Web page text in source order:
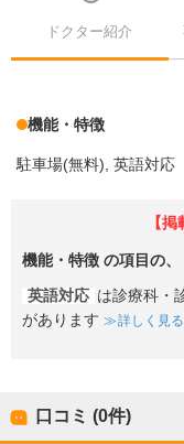
ドクター紹介
機能・特徴
駐車場(無料) 英語対応
【
機能・特徴 の項目の、
英語対応 は診療科・
があります
詳しく見る
口コミ (0件)